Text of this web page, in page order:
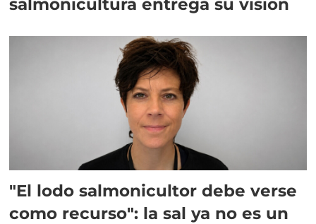
salmonicultura entrega su visión
"El lodo salmonicultor debe verse
como recurso": la sal ya no es un